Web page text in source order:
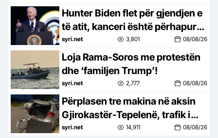
Hunter Biden flet për gjendjen e
të atit, kanceri është përhapur
në kocka
syri.net 3,801 08/08/26
Loja Rama-Soros me protestën
dhe ‘familjen Trump’!
syri.net 2,777 08/08/26
Përplasen tre makina në aksin
Gjirokastër-Tepelenë, trafik i
rënduar
syri.net 14,911 08/08/26